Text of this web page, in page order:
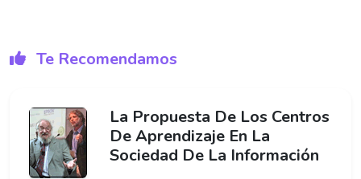
Te Recomendamos
La Propuesta De Los Centros
De Aprendizaje En La
Sociedad De La Información